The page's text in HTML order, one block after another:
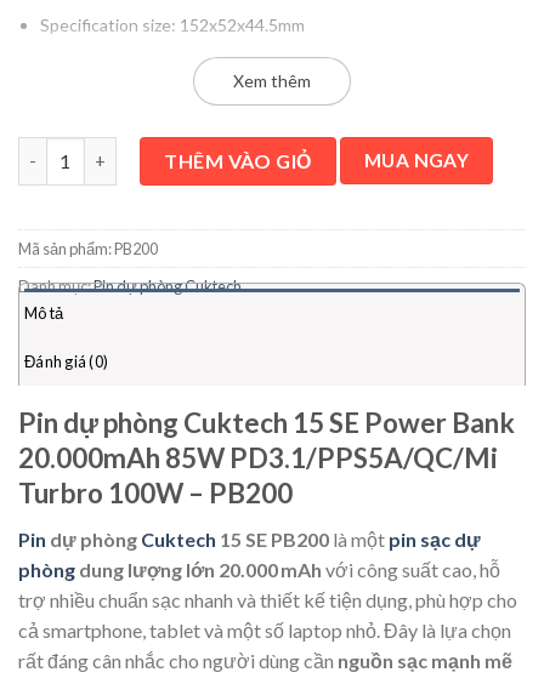
Specification size: 152x52x44.5mm
IN1(Type-C1)
– 5V-3A, 9V-3A, 12V-3A, 15V-3A, 20V-3.25A
– OUT1(Type-C1): 5V-3A, 9V-3A, 12V-3A, 15V-3A, 20V-3.25A,
5-11V/6.1A 67W MAX
– OUT3(USB-A1): 5V-3A, 9V-3A, 5~11V/3A, 33W MAX
Multiple simultaneous output
– 5V-3A(OUT1 5V-1A, OUT2 5V-1A, OUT3 5V-1A)
– 9V-6A(OUT1 9V-3A, OUT2 9V-3A) 11V-9.1A(OUT1 11V-
Xem thêm
Pin dự phòng Cuktech 15 SE Power Bank 20.000mAh 85W
THÊM VÀO GIỎ MUA NGAY
Mã sản phẩm:PB200
Danh mục:Pin dự phòng Cuktech
Mô tả
Đánh giá (0)
Pin dự phòng Cuktech 15 SE Power Bank
20.000mAh 85W PD3.1/PPS5A/QC/Mi
Turbro 100W – PB200
Pin dự phòng Cuktech 15 SE PB200 là một pin sạc dự
phòng dung lượng lớn 20.000 mAh với công suất cao, hỗ
trợ nhiều chuẩn sạc nhanh và thiết kế tiện dụng, phù hợp cho
cả smartphone, tablet và một số laptop nhỏ. Đây là lựa chọn
rất đáng cân nhắc cho người dùng cần nguồn sạc mạnh mẽ